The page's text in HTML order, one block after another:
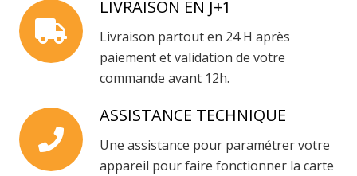
LIVRAISON EN J+1
Livraison partout en 24 H après
paiement et validation de votre
commande avant 12h.
ASSISTANCE TECHNIQUE
Une assistance pour paramétrer votre
appareil pour faire fonctionner la carte